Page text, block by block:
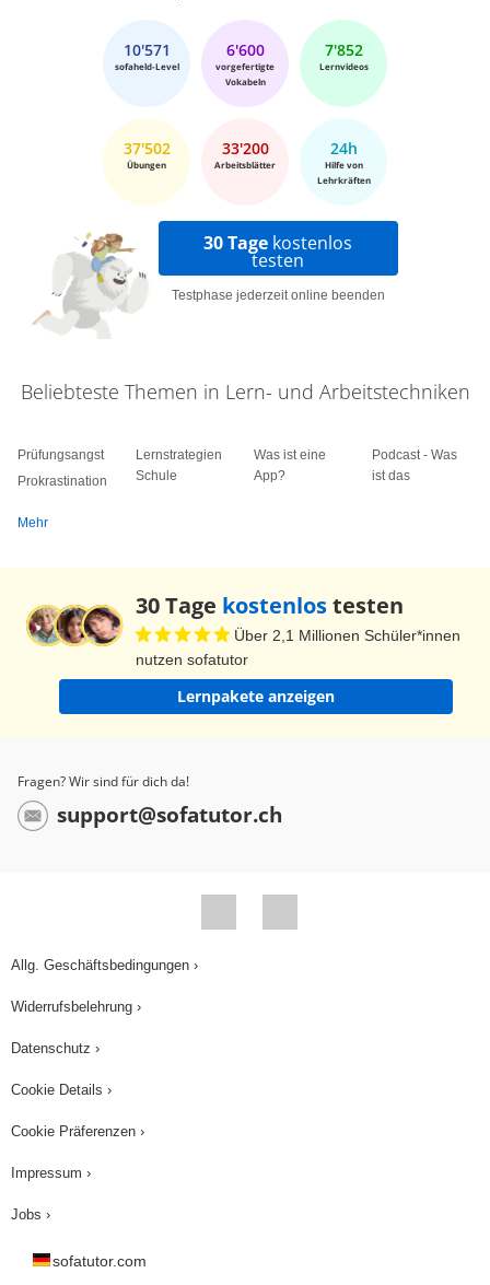
10'571
sofaheld-Level
6'600
vorgefertigte
Vokabeln
7'852
Lernvideos
37'502
Übungen
33'200
Arbeitsblätter
24h
Hilfe von
Lehrkräften
30 Tage kostenlos
testen
Testphase jederzeit online beenden
Beliebteste Themen in Lern- und Arbeitstechniken
Prüfungsangst
Prokrastination
Lernstrategien
Schule
Was ist eine
App?
Podcast - Was
ist das
Mehr
30 Tage kostenlostesten
Über 2,1 Millionen Schüler*innen
nutzen sofatutor
Lernpakete anzeigen
Fragen? Wir sind für dich da!
support@sofatutor.ch
Allg. Geschäftsbedingungen ›
Widerrufsbelehrung ›
Datenschutz ›
Cookie Details ›
Cookie Präferenzen ›
Impressum ›
Jobs ›
sofatutor.com